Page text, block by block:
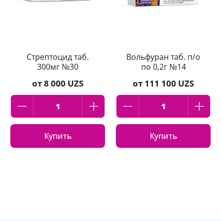
Стрептоцид таб.
300мг №30
от8 000 UZS
Купить
Вольфуран таб. п/о
по 0,2г №14
от 111 100 UZS
Купить